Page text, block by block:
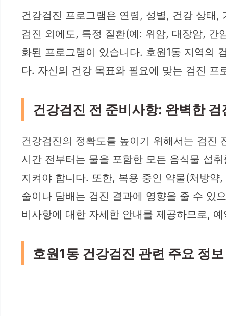
건강검진 프로그램은 연령, 성별, 건강 상태
검진 외에도, 특정 질환(예: 위암, 대장암, 간
화된 프로그램이 있습니다. 호원1동 지역의
다. 자신의 건강 목표와 필요에 맞는 검진 프
건강검진 전 준비사항: 완벽한
건강검진의 정확도를 높이기 위해서는 검진
시간 전부터는 물을 포함한 모든 음식물 섭
지켜야 합니다. 또한, 복용 중인 약물(처방
술이나 담배는 검진 결과에 영향을 줄 수 있
비사항에 대한 자세한 안내를 제공하므로,
호원1동 건강검진 관련 주요 정